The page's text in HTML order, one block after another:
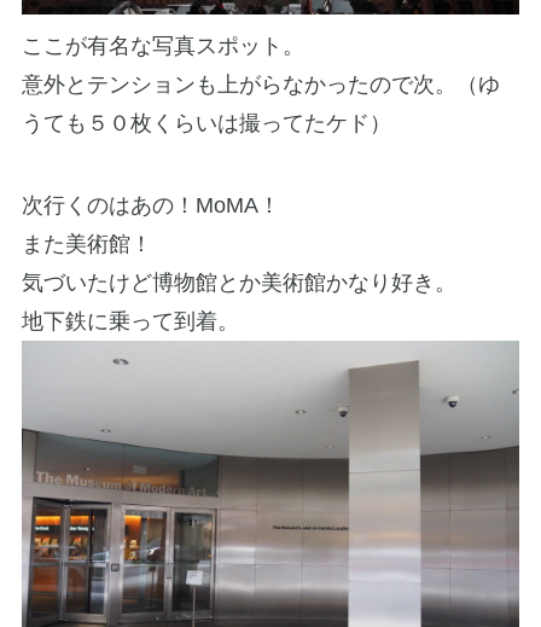
ここが有名な写真スポット。
意外とテンションも上がらなかったので次。（ゆ
うても５０枚くらいは撮ってたケド）
次行くのはあの！MoMA！
また美術館！
気づいたけど博物館とか美術館かなり好き。
地下鉄に乗って到着。